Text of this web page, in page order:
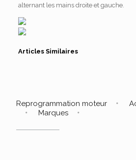
alternant les mains droite et gauche.
Articles Similaires
Reprogrammation moteur
Marques